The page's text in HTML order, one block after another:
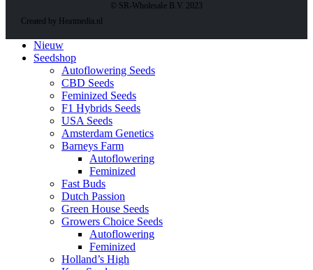
© SR-Wholesale B.V. 2023
Created by Heatmedia.nl
Nieuw
Seedshop
Autoflowering Seeds
CBD Seeds
Feminized Seeds
F1 Hybrids Seeds
USA Seeds
Amsterdam Genetics
Barneys Farm
Autoflowering
Feminized
Fast Buds
Dutch Passion
Green House Seeds
Growers Choice Seeds
Autoflowering
Feminized
Holland’s High